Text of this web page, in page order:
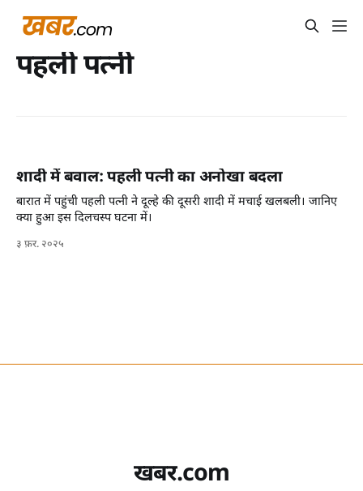
पहली पत्नी
शादी में बवाल: पहली पत्नी का अनोखा बदला
बारात में पहुंची पहली पत्नी ने दूल्हे की दूसरी शादी में मचाई खलबली। जानिए
क्या हुआ इस दिलचस्प घटना में।
३ फ़र. २०२५
खबर.com